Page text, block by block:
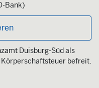
Bank)
Duisburg-Süd als
befreit.